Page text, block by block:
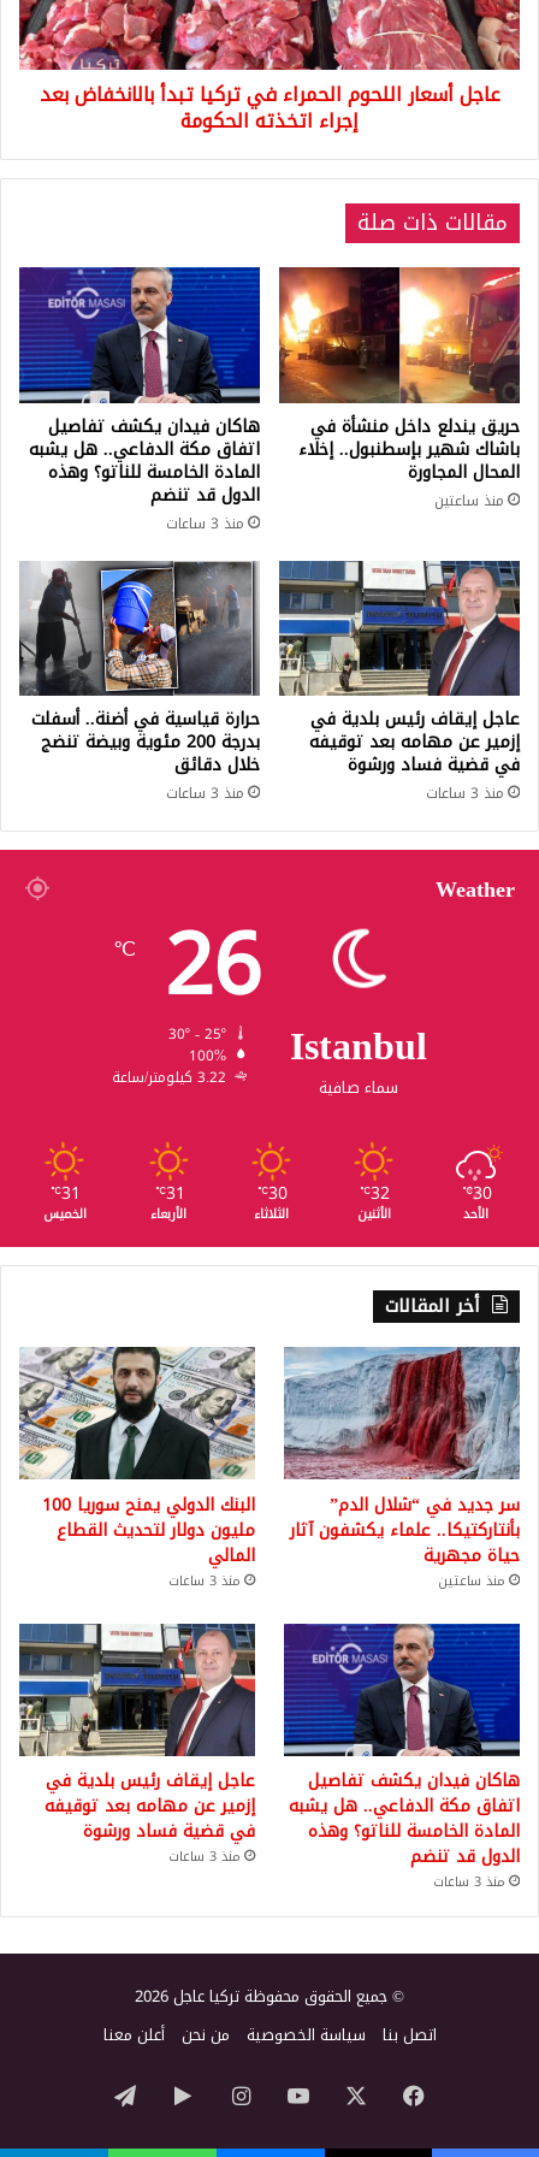
تبدأ
بالانخفاض
بعد
إجراءعاجل أسعار اللحوم الحمراء في تركيا تبدأ بالانخفاض بعد
إجراء اتخذته الحكومة
مقالات ذات صلة
حريق يندلع داخل منشأة في
باشاك شهير بإسطنبول.. إخلاء
المحال المجاورة
منذ ساعتين
هاكان فيدان يكشف تفاصيل
اتفاق مكة الدفاعي.. هل يشبه
المادة الخامسة للناتو؟ وهذه
الدول قد تنضم
منذ 3 ساعات
عاجل إيقاف رئيس بلدية في
إزمير عن مهامه بعد توقيفه
في قضية فساد ورشوة
منذ 3 ساعات
حرارة قياسية في أضنة.. أسفلت
بدرجة 200 مئوية وبيضة تنضج
خلال دقائق
منذ 3 ساعات
Weather
Istanbul
سماء صافية
26
℃
100%
3.22 كيلومتر/ساعة
30
℃
الأحد
32
℃
الأثنين
30
℃
الثلاثاء
31
℃
الأربعاء
31
℃
الخميس
أخر المقالات
سر جديد في “شلال الدم”
بأنتاركتيكا.. علماء يكشفون آثار
حياة مجهرية
منذ ساعتين
البنك الدولي يمنح سوريا 100
مليون دولار لتحديث القطاع
المالي
منذ 3 ساعات
هاكان فيدان يكشف تفاصيل
اتفاق مكة الدفاعي.. هل يشبه
المادة الخامسة للناتو؟ وهذه
الدول قد تنضم
منذ 3 ساعات
عاجل إيقاف رئيس بلدية في
إزمير عن مهامه بعد توقيفه
في قضية فساد ورشوة
منذ 3 ساعات
© جميع الحقوق محفوظة تركيا عاجل 2026
اتصل بنا سياسة الخصوصية من نحن أعلن معنا
فيسبوك ‫YouTubeانستقرام‏Googleتيلقرام